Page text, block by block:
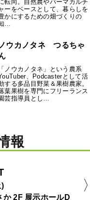
転向。自然農やパーマカルチ
ーをベースとして、暮らしを
かにするための畑づくりの
…
ノウカノタネ つるちゃ
「ノウカノタネ」という農系
、Podcasterとして活
する多品目野菜＆果樹農家。
葉果樹を専門にフリーランス
芸指導員とし…
報
か 2F 展示ホールD